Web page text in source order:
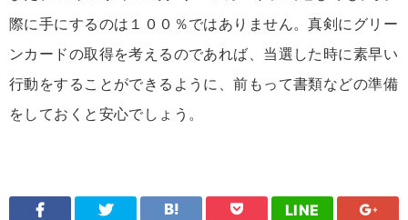
際に手にするのは１００％ではありません。真剣にグリー
ンカードの取得を考えるのであれば、当選した時に素早い
行動をすることができるように、前もって書類などの準備
をしておくと安心でしょう。
LINE